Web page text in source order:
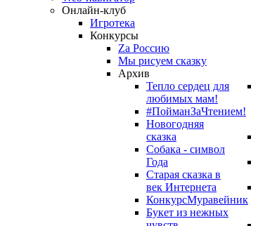
Онлайн-клуб
Игротека
Конкурсы
Zа Россию
Мы рисуем сказку
Архив
Тепло сердец для
любимых мам!
#ПойманЗаЧтением!
Новогодняя
сказка
Собака - символ
Года
Старая сказка в
век Интернета
КонкурсМуравейник
Букет из нежных